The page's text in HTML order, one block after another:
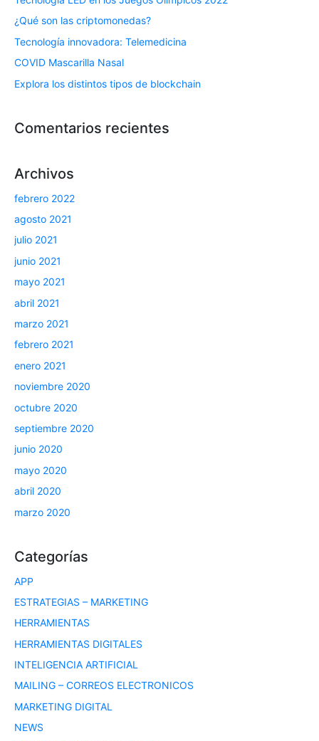
¿Qué son las criptomonedas?
Tecnología innovadora: Telemedicina
COVID Mascarilla Nasal
Explora los distintos tipos de blockchain
Comentarios recientes
Archivos
febrero 2022
agosto 2021
julio 2021
junio 2021
mayo 2021
abril 2021
marzo 2021
febrero 2021
enero 2021
noviembre 2020
octubre 2020
septiembre 2020
junio 2020
mayo 2020
abril 2020
marzo 2020
Categorías
APP
ESTRATEGIAS – MARKETING
HERRAMIENTAS
HERRAMIENTAS DIGITALES
INTELIGENCIA ARTIFICIAL
MAILING – CORREOS ELECTRONICOS
MARKETING DIGITAL
NEWS